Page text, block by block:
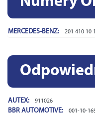
MERCEDES-BENZ: 201 410 10
AUTEX: 911026
BBR AUTOMOTIVE: 001-10-